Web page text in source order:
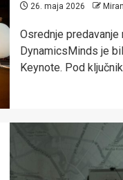
26. maja 2026 Miran
Osrednje
DynamicsMinds je
Keynote. Pod